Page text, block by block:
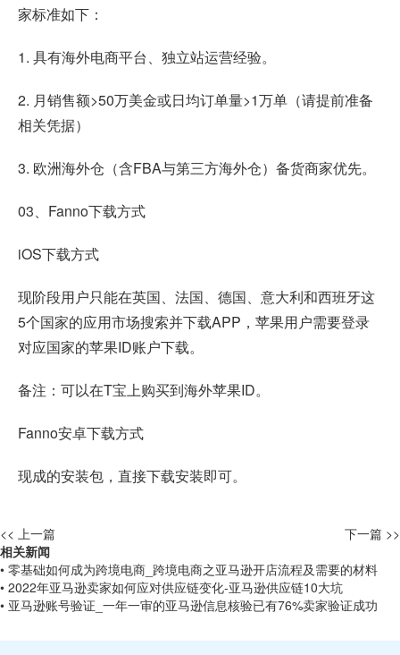
家标准如下：
1. 具有海外电商平台、独立站运营经验。
2. 月销售额>50万美金或日均订单量>1万单（请提前准备
相关凭据）
3. 欧洲海外仓（含FBA与第三方海外仓）备货商家优先。
03、Fanno下载方式
iOS下载方式
现阶段用户只能在英国、法国、德国、意大利和西班牙这
5个国家的应用市场搜索并下载APP，苹果用户需要登录
对应国家的苹果ID账户下载。
备注：可以在T宝上购买到海外苹果ID。
Fanno安卓下载方式
现成的安装包，直接下载安装即可。
<< 上一篇
下一篇 >>
相关新闻
• 零基础如何成为跨境电商_跨境电商之亚马逊开店流程及需要的材料
• 2022年亚马逊卖家如何应对供应链变化-亚马逊供应链10大坑
• 亚马逊账号验证_一年一审的亚马逊信息核验已有76%卖家验证成功